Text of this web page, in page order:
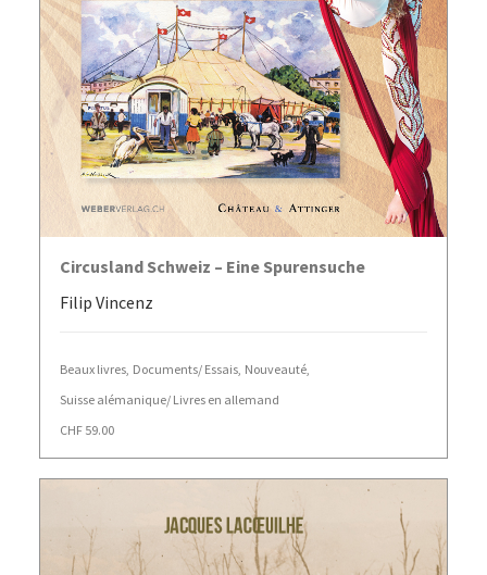
AJOUTER AU PANIER
Circusland Schweiz – Eine Spurensuche
Filip Vincenz
Beaux livres Documents/ Essais Nouveauté
Suisse alémanique/ Livres en allemand
CHF 59.00